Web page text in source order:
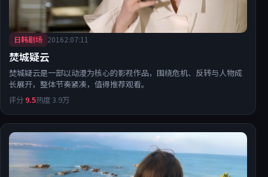
日韩剧场 20162:07:11
焚城疑云
焚城疑云是一部以动漫为核心的影视作品，围绕危机、反转与人物成
长展开，整体节奏紧凑，值得推荐观看。
评分 9.5热度 3.9万